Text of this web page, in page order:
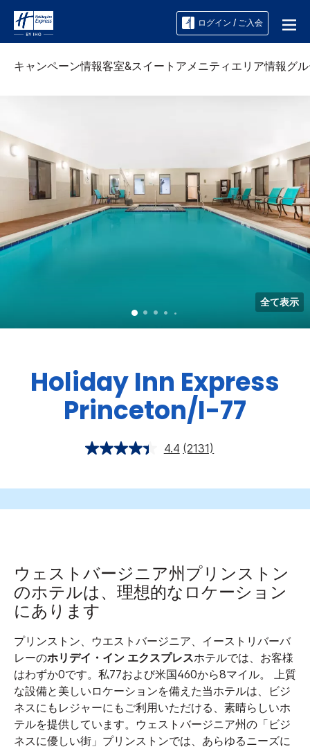
ログイン / ご入会
キャンペーン情報客室&スイート アメニティ エリア情報グ
全て表示
Holiday Inn Express
Princeton/I-77
4.4 (2131)
ウェストバージニア州プリンストン
のホテルは、理想的なロケーション
にあります
プリンストン、ウエストバージニア、イーストリバーバ
レーのホリデイ・イン エクスプレスホテルでは、お客様
はわずか0です。私77および米国460から8マイル。 上質
な設備と美しいロケーションを備えた当ホテルは、ビジ
ネスにもレジャーにもご利用いただける、素晴らしいホ
テルを提供しています。 ウェストバージニア州の「ビジ
ネスに優しい街」プリンストンでは、あらゆるニーズに